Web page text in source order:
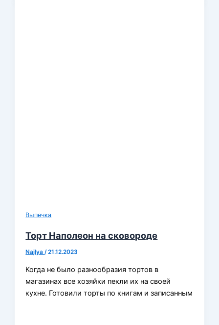
Выпечка
Торт Наполеон на сковороде
Najlya/21.12.2023
Когда не было разнообразия тортов в
магазинах все хозяйки пекли их на своей
кухне. Готовили торты по книгам и записанным